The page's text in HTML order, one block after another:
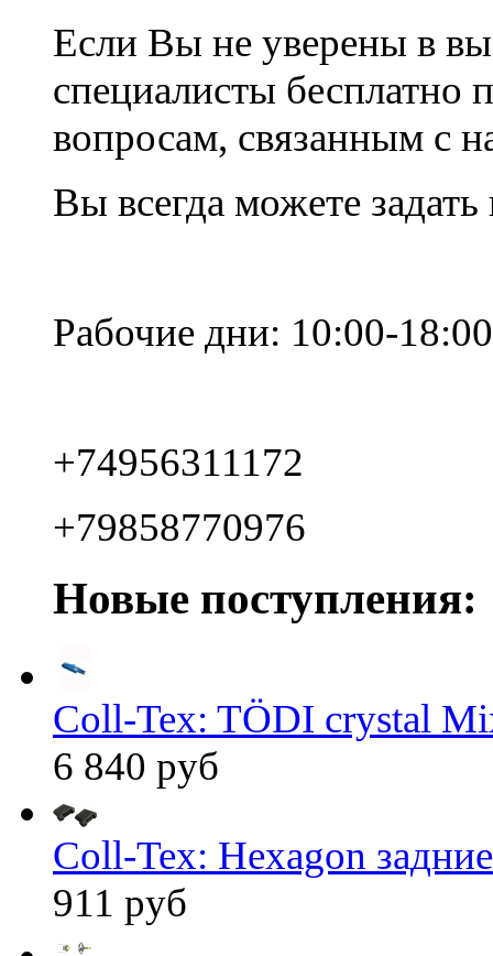
Если Вы не уверены в
специалисты
вопросам, связанным с
Вы всегда можете
Рабочие дни: 10:00-18:00
+74956311172
+79858770976
Новые поступления:
Coll-Tex: TÖDI crystal
6 840 руб
Coll-Tex: Hexagon
911 руб